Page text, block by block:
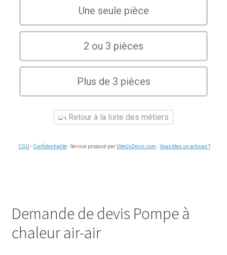
Une seule pièce
2 ou 3 pièces
Plus de 3 pièces
Retour à la liste des métiers
CGU - Confidentialité- Service proposé parViteUnDevis.com -Vous êtes un artisan ?
Demande de devis Pompe à
chaleur air-air